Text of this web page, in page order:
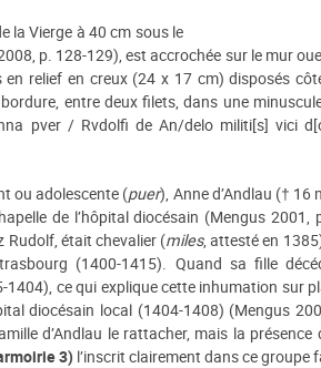
la Vierge à 40 cm sous le
p. 128-129), est accrochée sur le mur
relief en creux (24 x 17 cm) disposés
entre deux filets, dans une
pver / Rvdolfi de An/delo militi[s] vici
ou adolescente (puer), Anne d’Andlau († 16
de l’hôpital diocésain (Mengus 2001,
Rudolf, était chevalier (miles, attesté en
(1400-1415). Quand sa fille
1404), ce qui explique cette inhumation sur
diocésain local (1404-1408) (Mengus
d’Andlau le rattacher, mais la présence
3) l’inscrit clairement dans ce groupe